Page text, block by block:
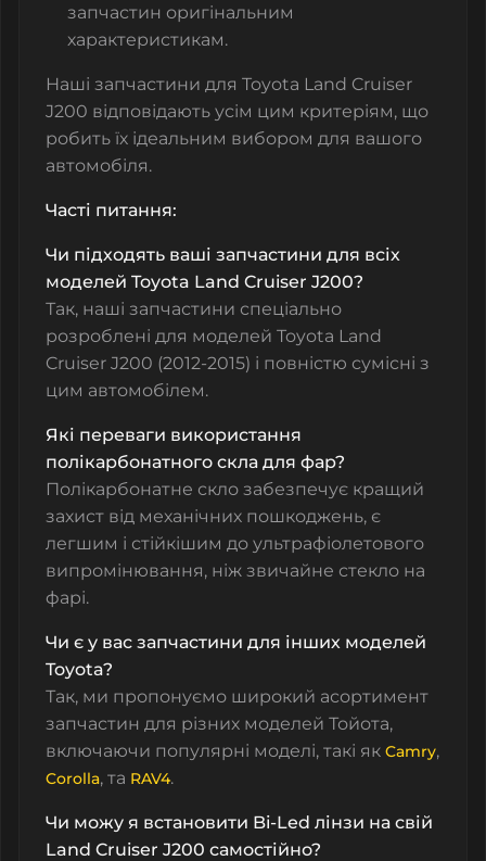
запчастин оригінальним
характеристикам.
Наші запчастини для Toyota Land Cruiser
J200 відповідають усім цим критеріям, що
робить їх ідеальним вибором для вашого
автомобіля.
Часті питання:
Чи підходять ваші запчастини для всіх
моделей Toyota Land Cruiser J200?
Так, наші запчастини спеціально
розроблені для моделей Toyota Land
Cruiser J200 (2012-2015) і повністю сумісні з
цим автомобілем.
Які переваги використання
полікарбонатного скла для фар?
Полікарбонатне скло забезпечує кращий
захист від механічних пошкоджень, є
легшим і стійкішим до ультрафіолетового
випромінювання, ніж звичайне стекло на
фарі.
Чи є у вас запчастини для інших моделей
Toyota?
Так, ми пропонуємо широкий асортимент
запчастин для різних моделей Тойота,
включаючи популярні моделі, такі як Camry,
Corolla, та RAV4.
Чи можу я встановити Bi-Led лінзи на свій
Land Cruiser J200 самостійно?